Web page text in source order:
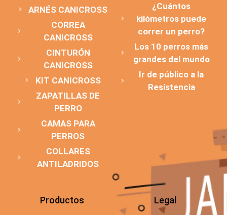
ARNÉS CANICROSS
CORREA
CANICROSS
CINTURÓN
CANICROSS
KIT CANICROSS
ZAPATILLAS DE
PERRO
CAMAS PARA
PERROS
COLLARES
ANTILADRIDOS
¿Cuántos
kilómetros puede
correr un perro?
Los 10 perros más
grandes del mundo
Ir de público a la
Resistencia
Productos Legal